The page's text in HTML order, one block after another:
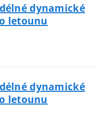
dynamické
letounu
dynamické
letounu